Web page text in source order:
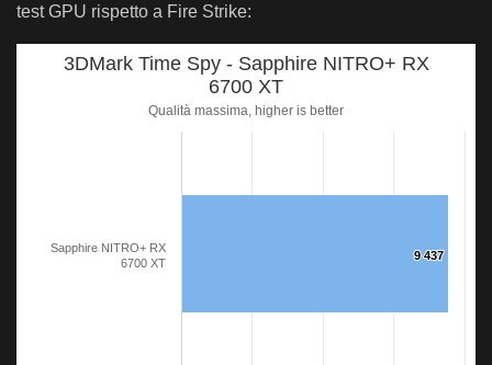
test GPU rispetto a Fire Strike:
3DMark Time Spy - Sapphire NITRO+ RX
6700 XT
Qualità massima, higher is better
9 437
9 437
Sapphire NITRO+ RX
6700 XT